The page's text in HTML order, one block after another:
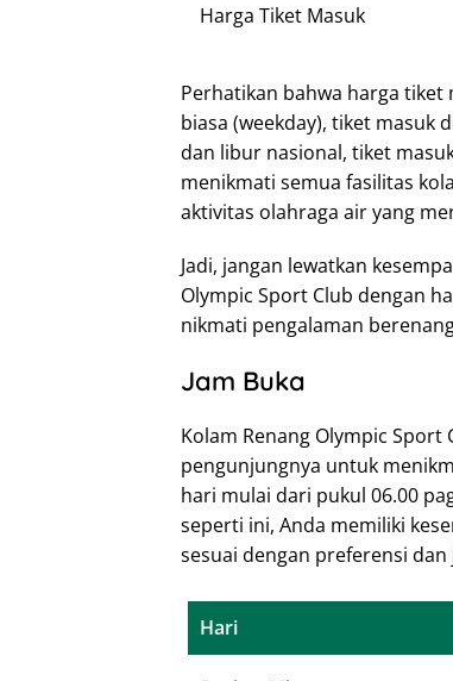
Harga Tiket Masuk
Perhatikan bahwa harga
biasa (weekday), tiket masuk
dan libur nasional, tiket
menikmati semua fasilitas
aktivitas olahraga air yang
Jadi, jangan lewatkan
Olympic Sport Club dengan
nikmati pengalaman
Jam Buka
Kolam Renang Olympic
pengunjungnya untuk
hari mulai dari pukul 06.00
seperti ini, Anda memiliki
sesuai dengan preferensi
Hari